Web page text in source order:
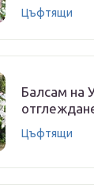
Цъфтящи
Балсам на
Цъфтящи